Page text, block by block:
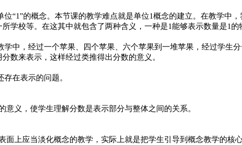
“1”的概念。本节课的教学难点就是单位1概念的建立。在教学中
学校等。在这其中就包含了两种含义，一种是1能够表示数量是1
中，经过一个苹果、四个苹果、六个苹果到一堆苹果，经过学生
数来表示，这样经过类推得出分数的意义。
在表示的问题。
义，使学生理解分数是表示部分与整体之间的关系。
上应当淡化概念的教学，实际上就是把学生引导到概念教学的核